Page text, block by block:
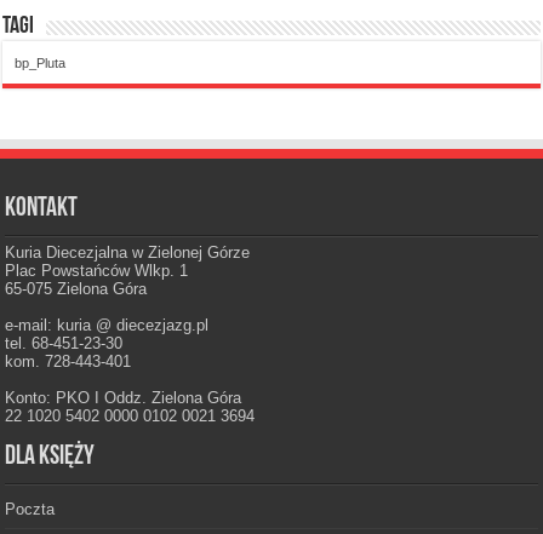
Tagi
bp_Pluta
Kontakt
Kuria Diecezjalna w Zielonej Górze
Plac Powstańców Wlkp. 1
65-075 Zielona Góra
e-mail: kuria @ diecezjazg.pl
tel. 68-451-23-30
kom. 728-443-401
Konto: PKO I Oddz. Zielona Góra
22 1020 5402 0000 0102 0021 3694
Dla księży
Poczta